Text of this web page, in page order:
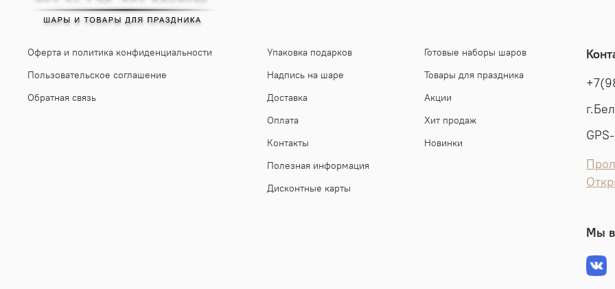
Оферта и политика конфиденциальности
Пользовательское соглашение
Обратная связь
Упаковка подарков
Надпись на шаре
Доставка
Оплата
Контакты
Полезная информация
Дисконтные карты
Готовые наборы шаров
Товары для праздника
Акции
Хит продаж
Новинки
Мы в